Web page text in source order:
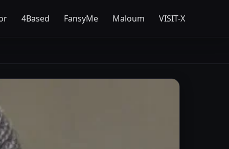
4Based FansyMe Maloum VISIT-X